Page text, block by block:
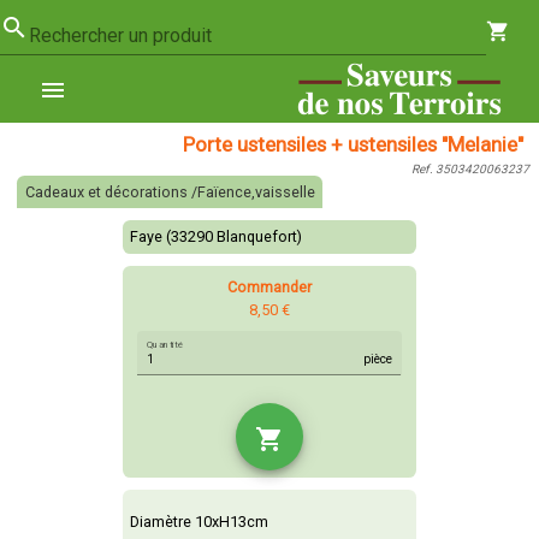
search Rechercher un produit shopping_cart
menu
Porte ustensiles + ustensiles "Melanie"
Ref. 3503420063237
Cadeaux et décorations /Faïence,vaisselle
Faye (33290 Blanquefort)
Commander
8,50 €
Quantité
pièce
shopping_cart
Diamètre 10xH13cm